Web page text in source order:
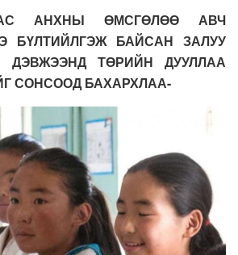
АНХНЫ ӨМСГӨЛӨӨ АВЧ
БҮЛТИЙЛГЭЖ БАЙСАН ЗАЛУУ
ДЭВЖЭЭНД ТӨРИЙН ДУУЛЛАА
СОНСООД БАХАРХЛАА-